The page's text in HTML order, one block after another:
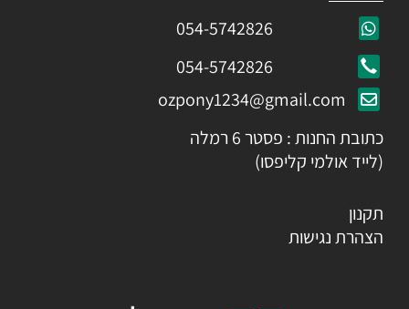
054-5742826
054-5742826
ozpony1234@gmail.com
כתובת החנות : פסטר 6 רמלה
(לייד אולמי קליפסו)
תקנון
הצהרת נגישות